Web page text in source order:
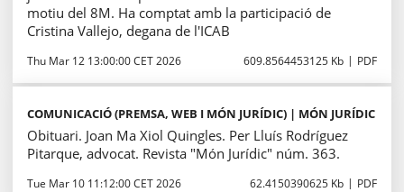
motiu del 8M. Ha comptat amb la participació de
Cristina Vallejo, degana de l'ICAB
Thu Mar 12 13:00:00 CET 2026 609.8564453125 Kb PDF
COMUNICACIÓ (PREMSA, WEB I MÓN JURÍDIC) | MÓN JURÍDIC
Obituari. Joan Ma Xiol Quingles. Per Lluís Rodríguez
Pitarque, advocat. Revista "Món Jurídic" núm. 363.
Tue Mar 10 11:12:00 CET 2026 62.4150390625 Kb PDF